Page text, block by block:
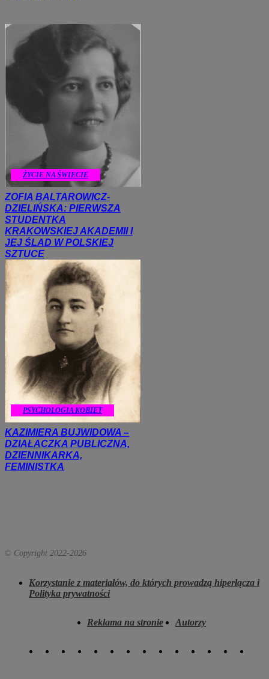
ŻYCIE NA ŚWIECIE
ZOFIA BALTAROWICZ-
DZIELIŃSKA: PIERWSZA
STUDENTKA
KRAKOWSKIEJ AKADEMII I
JEJ ŚLAD W POLSKIEJ
SZTUCE
PSYCHOLOGIA KOBIET
KAZIMIERA BUJWIDOWA –
DZIAŁACZKA PUBLICZNA,
DZIENNIKARKA,
FEMINISTKA
© Copyright 2022-2026
Korzystanie z materiałów, do których prowadzą hiperłącza i
Polityka prywatności
Reklama na stronie Autorzy